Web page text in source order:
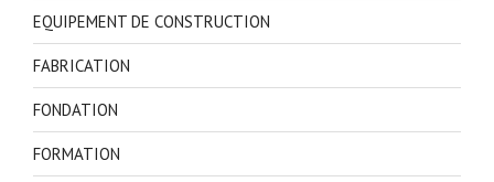
EQUIPEMENT DE CONSTRUCTION
FABRICATION
FONDATION
FORMATION